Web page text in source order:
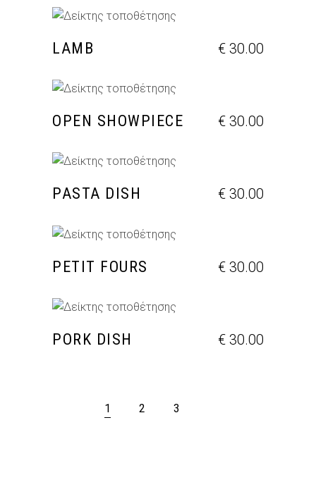
ΠΡΟΣΘΉΚΗ ΣΤΟ ΚΑΛΆΘΙ
LAMB € 30.00
ΠΡΟΣΘΉΚΗ ΣΤΟ ΚΑΛΆΘΙ
OPEN SHOWPIECE € 30.00
ΠΡΟΣΘΉΚΗ ΣΤΟ ΚΑΛΆΘΙ
PASTA DISH € 30.00
ΠΡΟΣΘΉΚΗ ΣΤΟ ΚΑΛΆΘΙ
PETIT FOURS € 30.00
ΠΡΟΣΘΉΚΗ ΣΤΟ ΚΑΛΆΘΙ
PORK DISH € 30.00
1 2 3